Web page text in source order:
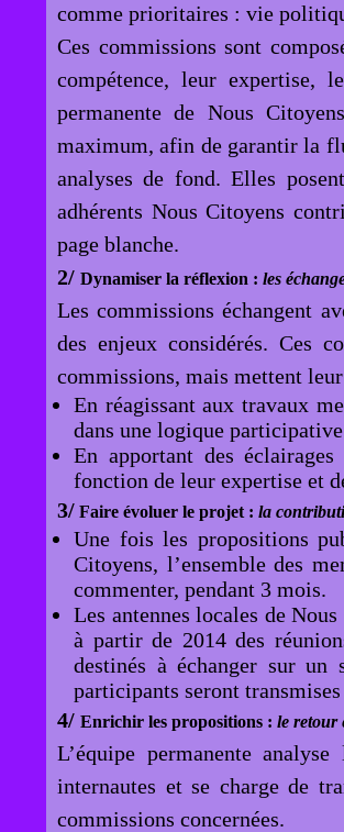
comme prioritaires : vie
Ces commissions sont
compétence, leur expertise,
permanente de Nous
maximum, afin de garantir la
analyses de fond. Elles
adhérents Nous Citoyens
page blanche.
2/ Dynamiser la réflexion : les
Les commissions échangent
des enjeux considérés. Ces
commissions, mais mettent
En réagissant aux travaux
dans une logique
En apportant des
fonction de leur expertise et
3/ Faire évoluer le projet : la
Une fois les propositions
Citoyens, l’ensemble des
commenter, pendant 3 mois.
Les antennes locales de
à partir de 2014 des
destinés à échanger sur un
participants seront
4/ Enrichir les propositions : le retour
L’équipe permanente
internautes et se charge de
commissions concernées.